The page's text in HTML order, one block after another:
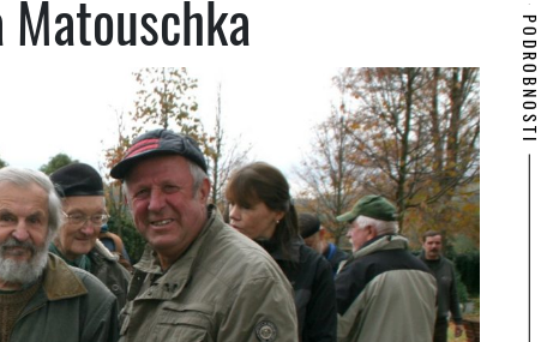
Matouschka PODROBNOSTI